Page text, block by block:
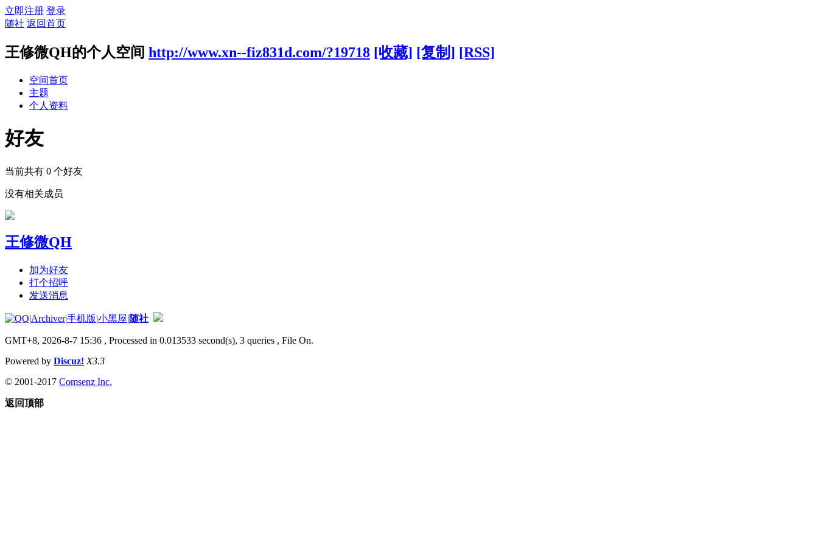
立即注册 登录
随社 返回首页
王修微QH的个人空间 http://www.xn--fiz831d.com/?19718 [收藏] [复制] [RSS]
空间首页
主题
个人资料
好友
当前共有 0 个好友
没有相关成员
王修微QH
加为好友
打个招呼
发送消息
|Archiver|手机版|小黑屋|随社
GMT+8, 2026-8-7 15:36 , Processed in 0.013533 second(s), 3 queries , File On.
Powered by Discuz! X3.3
© 2001-2017 Comsenz Inc.
返回顶部